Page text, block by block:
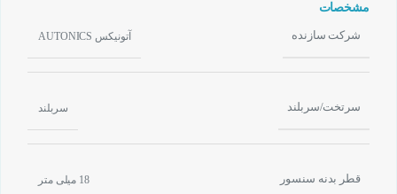
مشخصات
شرکت سازنده آتونیکس AUTONICS
سرتخت/سربلند سربلند
قطر بدنه سنسور 18 میلی متر